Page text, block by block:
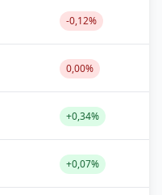
-0,12%
0,00%
+0,34%
+0,07%